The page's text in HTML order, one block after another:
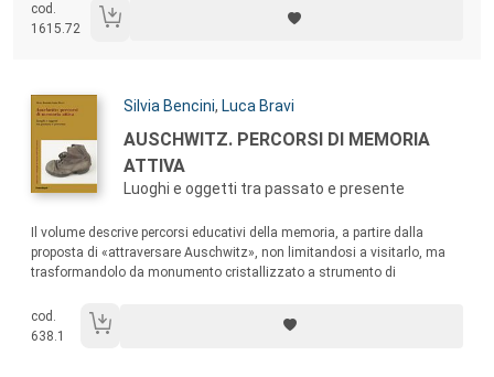
essere specchio e riflesso di tendenze ed eventi storici di più ampia
portata.
cod.
1615.72
Autori:
Silvia Bencini, Luca Bravi
Titolo:
AUSCHWITZ. PERCORSI DI MEMORIA
ATTIVA
Luoghi e oggetti tra passato e presente
Il volume descrive percorsi educativi della memoria, a partire dalla
proposta di «attraversare Auschwitz», non limitandosi a visitarlo, ma
trasformandolo da monumento cristallizzato a strumento di
e oggetti come ponte tra passato e presente - può essere applicato a
qualsiasi altro luogo di memoria.
cod.
638.1